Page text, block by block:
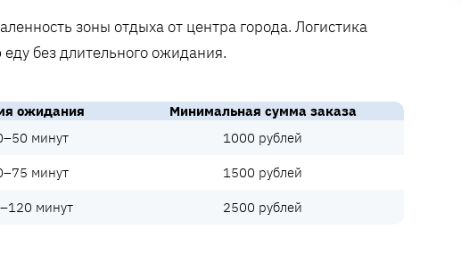
зоны отдыха от центра города. Логистика
без длительного ожидания.
ожидания
Минимальная сумма заказа
минут 1000 рублей
минут 1500 рублей
минут 2500 рублей